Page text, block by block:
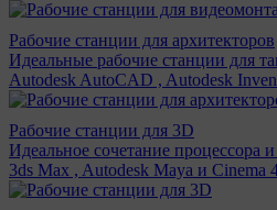
Рабочие станции для архитекторов
Идеальные рабочие станции для
Autodesk AutoCAD , Autodesk
Рабочие станции для 3D
Идеальное сочетание процессора
3ds Max , Autodesk Maya и Cinema